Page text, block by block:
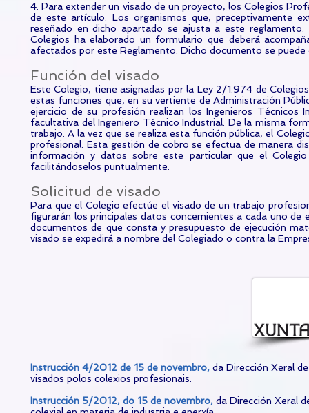
4. Para extender un visado de un proyecto, los Colegios
de este artículo. Los organismos que, preceptivamente
reseñado en dicho apartado se ajusta a este
Colegios ha elaborado un formulario que deberá
afectados por este Reglamento. Dicho documento se puede
Función del visado
Este Colegio, tiene asignadas por la Ley 2/1.974 de
estas funciones que, en su vertiente de Administración
ejercicio de su profesión realizan los Ingenieros Técnicos
facultativa del Ingeniero Técnico Industrial. De la misma
trabajo. A la vez que se realiza esta función pública, el
profesional. Esta gestión de cobro se efectua de manera
información y datos sobre este particular que el
facilitándoselos puntualmente.
Solicitud de visado
Para que el Colegio efectúe el visado de un trabajo
figurarán los principales datos concernientes a cada uno
documentos de que consta y presupuesto de ejecución
visado se expedirá a nombre del Colegiado o contra la
Instrucción 4/2012 de 15 de novembro, da Dirección Xeral
visados polos colexios profesionais.
Instrucción 5/2012, do 15 de novembro, da Dirección Xeral